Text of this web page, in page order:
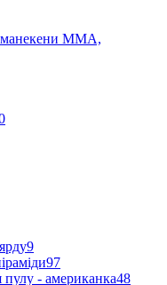
манекени ММА,
9
97
пулу - американка48